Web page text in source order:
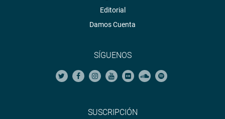
Editorial
Damos Cuenta
SÍGUENOS
SUSCRIPCIÓN